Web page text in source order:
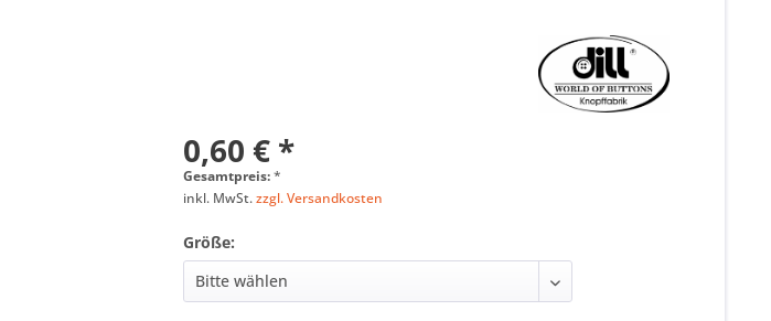
0,60 € *
Gesamtpreis:*
inkl. MwSt.zzgl. Versandkosten
Größe: